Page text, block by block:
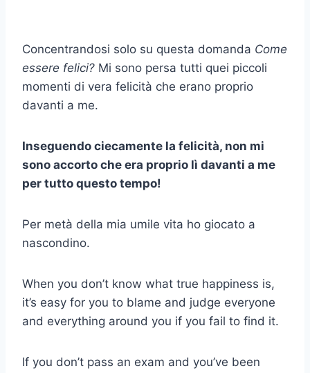
Concentrandosi solo su questa domanda Come
essere felici? Mi sono persa tutti quei piccoli
momenti di vera felicità che erano proprio
davanti a me.
Inseguendo ciecamente la felicità, non mi
sono accorto che era proprio lì davanti a me
per tutto questo tempo!
Per metà della mia umile vita ho giocato a
nascondino.
When you don’t know what true happiness is,
it’s easy for you to blame and judge everyone
and everything around you if you fail to find it.
If you don’t pass an exam and you’ve been